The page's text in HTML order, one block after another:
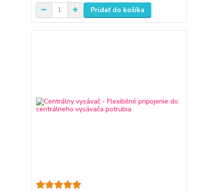
Pridať do košíka